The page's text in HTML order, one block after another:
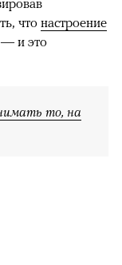
что настроение
— и это
то, на